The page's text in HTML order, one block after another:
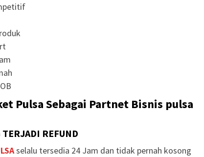
Pulsa Sebagai Partnet Bisnis pulsa
REFUND
selalu tersedia 24 Jam dan tidak pernah kosong